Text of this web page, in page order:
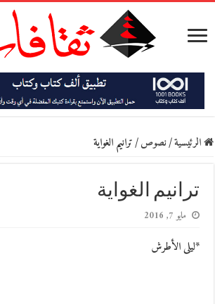
الرئيسية/نصوص/ترانيم الغواية
ترانيم الغواية
مايو 7, 2016
*ليلى الأطرش